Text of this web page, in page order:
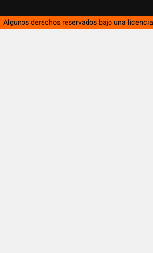
Algunos derechos reservados bajo una licencia